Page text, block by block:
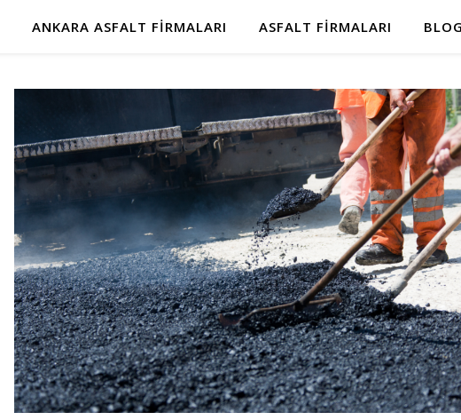
ANKARA ASFALT FIRMALARI ASFALT FIRMALARI BLOG